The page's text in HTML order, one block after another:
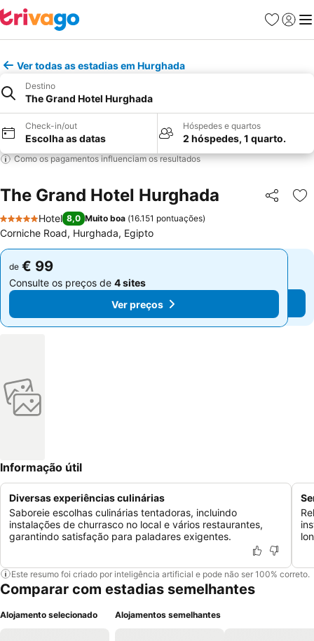
Favoritos
Iniciar
Ver todas as estadias em Hurghada
Destino
The Grand Hotel Hurghada
Check-in/out
Escolha as datas
Hóspedes e quartos
2 hóspedes, 1 quarto.
Como os pagamentos influenciam os resultados
The Grand Hotel Hurghada Partilhar
5 Estrelas
Hotel 8,0 Muito boa (16.151 pontuações)
Corniche Road, Hurghada, Egipto
de € 99
Consulte os preços de 4 sites
Ver preços
de € 99
Consulte os preços de 4 sites
Ver preços
Informação útil
Diversas experiências culinárias
Saboreie escolhas culinárias tentadoras, incluindo
instalações de churrasco no local e vários restaurantes,
garantindo satisfação para paladares exigentes.
Este resumo foi criado por inteligência artificial e pode não ser 100% correto.
Comparar com estadias semelhantes
Alojamento selecionado Alojamentos semelhantes